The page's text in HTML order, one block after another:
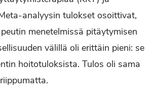
analyysin tulokset osoittivat,
menetelmissä pitäytymisen
välillä oli erittäin pieni: se
hoitotuloksista. Tulos oli sama